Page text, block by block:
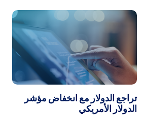
تراجع الدولار مع انخفاض مؤشر
الدولار الأمريكي